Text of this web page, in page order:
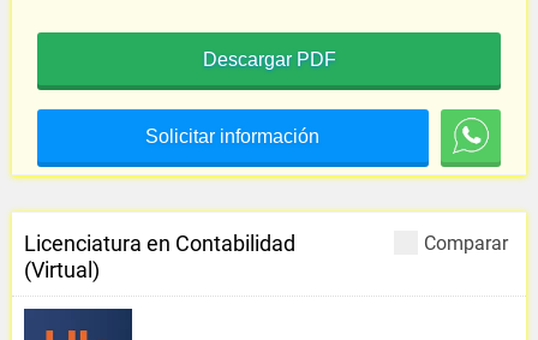
Descargar PDF
Solicitar información
Comparar
Licenciatura en Contabilidad
(Virtual)